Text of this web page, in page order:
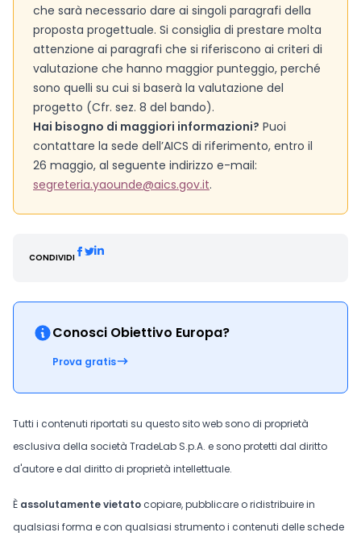
che sarà necessario dare ai singoli paragrafi della
proposta progettuale. Si consiglia di prestare molta
attenzione ai paragrafi che si riferiscono ai criteri di
valutazione che hanno maggior punteggio, perché
sono quelli su cui si baserà la valutazione del
progetto (Cfr. sez. 8 del bando).
Hai bisogno di maggiori informazioni? Puoi
contattare la sede dell’AICS di riferimento, entro il
26 maggio, al seguente indirizzo e-mail:
segreteria.yaounde@aics.gov.it.
CONDIVIDI
Conosci Obiettivo Europa?
Prova gratis
Tutti i contenuti riportati su questo sito web sono di proprietà
esclusiva della società TradeLab S.p.A. e sono protetti dal diritto
d'autore e dal diritto di proprietà intellettuale.
È assolutamente vietato copiare, pubblicare o ridistribuire in
qualsiasi forma e con qualsiasi strumento i contenuti delle schede